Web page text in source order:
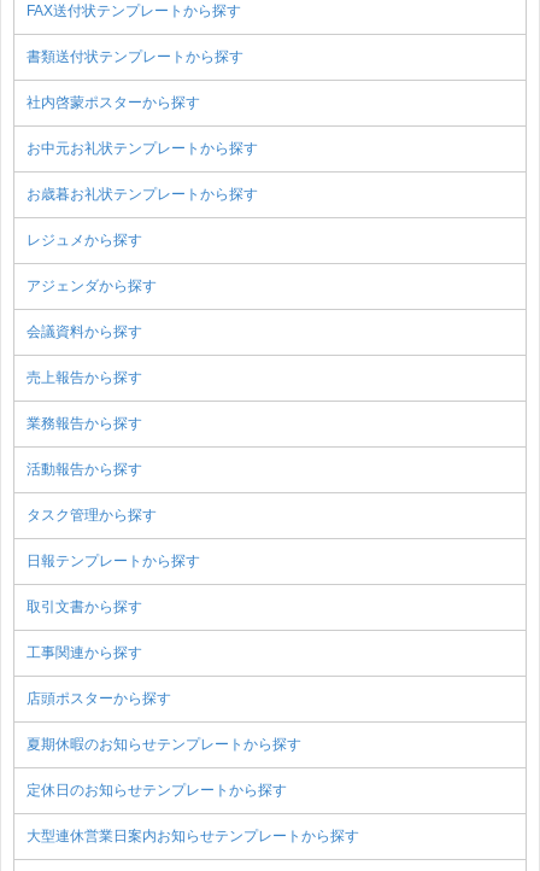
FAX送付状テンプレートから探す
書類送付状テンプレートから探す
社内啓蒙ポスターから探す
お中元お礼状テンプレートから探す
お歳暮お礼状テンプレートから探す
レジュメから探す
アジェンダから探す
会議資料から探す
売上報告から探す
業務報告から探す
活動報告から探す
タスク管理から探す
日報テンプレートから探す
取引文書から探す
工事関連から探す
店頭ポスターから探す
夏期休暇のお知らせテンプレートから探す
定休日のお知らせテンプレートから探す
大型連休営業日案内お知らせテンプレートから探す